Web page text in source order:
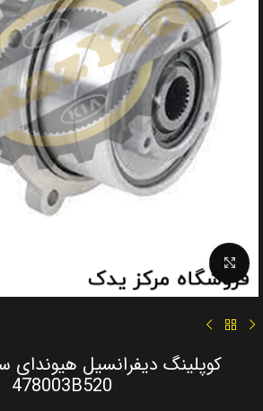
Click to enlarge
کوپلینگ دیفرانسیل هیوندای
478003B520